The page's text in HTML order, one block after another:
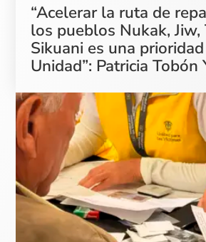
“Acelerar la ruta de
los pueblos Nukak, Jiw,
Sikuani es una
Unidad”: Patricia Tobón